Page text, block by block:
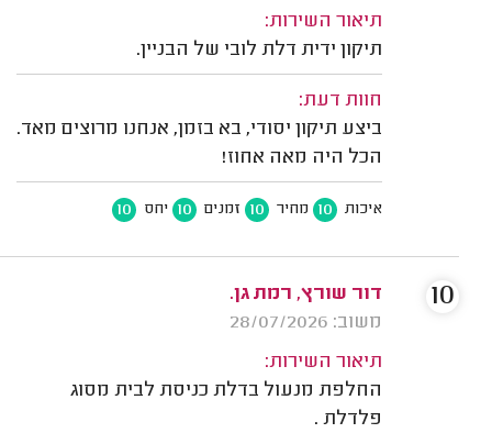
תיאור השירות:
תיקון ידית דלת לובי של הבניין.
חוות דעת:
ביצע תיקון יסודי, בא בזמן, אנחנו מרוצים מאד.
הכל היה מאה אחוז!
איכות 10 מחיר 10 זמנים 10 יחס 10
דור שורץ, רמת גן.
משוב: 28/07/2026
תיאור השירות:
החלפת מנעול בדלת כניסת לבית מסוג
פלדלת .
10